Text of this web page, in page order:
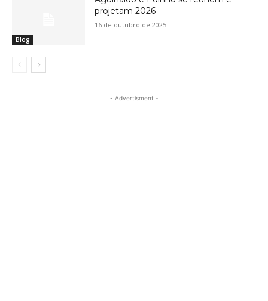
Blog
projetam 2026
16 de outubro de 2025
- Advertisment -